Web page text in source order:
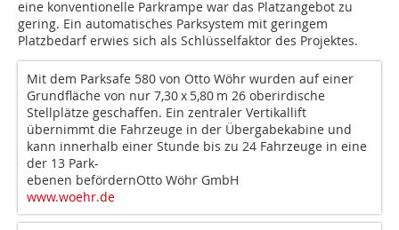
eine konventionelle Parkrampe war das Platzangebot zu
gering. Ein automatisches Parksystem mit geringem
Platzbedarf erwies sich als Schlüsselfaktor des Projektes.
Mit dem Parksafe 580 von Otto Wöhr wurden auf einer
Grundfläche von nur 7,30 x 5,80 m 26 oberirdische
Stellplätze geschaffen. Ein zentraler Vertikallift
übernimmt die Fahrzeuge in der Übergabekabine und
kann innerhalb einer Stunde bis zu 24 Fahrzeuge in eine
der 13 Park-
ebenen befördernOtto Wöhr GmbH
www.woehr.de